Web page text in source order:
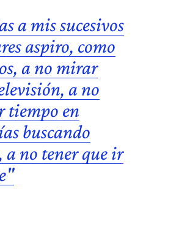
a mis sucesivos
aspiro, como
a no mirar
a no
tiempo en
buscando
a no tener que ir